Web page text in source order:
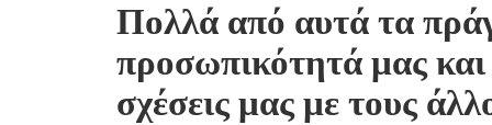
Πολλά από αυτά τα
προσωπικότητά μας
σχέσεις μας με τους